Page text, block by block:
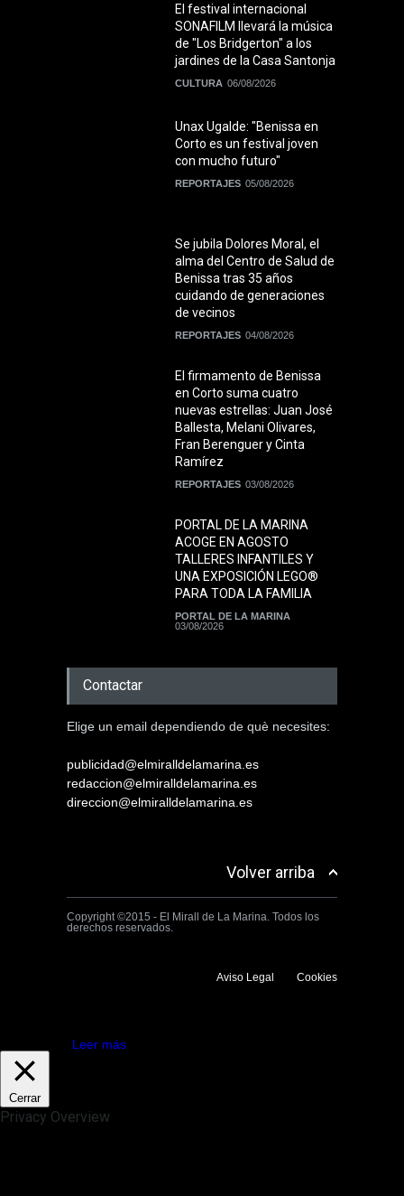
El festival internacional
SONAFILM llevará la música
de "Los Bridgerton" a los
jardines de la Casa Santonja
CULTURA 06/08/2026
Unax Ugalde: "Benissa en
Corto es un festival joven
con mucho futuro"
REPORTAJES 05/08/2026
Se jubila Dolores Moral, el
alma del Centro de Salud de
Benissa tras 35 años
cuidando de generaciones
de vecinos
REPORTAJES 04/08/2026
El firmamento de Benissa
en Corto suma cuatro
nuevas estrellas: Juan José
Ballesta, Melani Olivares,
Fran Berenguer y Cinta
Ramírez
REPORTAJES 03/08/2026
PORTAL DE LA MARINA
ACOGE EN AGOSTO
TALLERES INFANTILES Y
UNA EXPOSICIÓN LEGO®
PARA TODA LA FAMILIA
PORTAL DE LA MARINA
03/08/2026
Contactar
Elige un email dependiendo de què necesites:
publicidad@elmiralldelamarina.es
redaccion@elmiralldelamarina.es
direccion@elmiralldelamarina.es
Volver arriba
Copyright ©2015 - El Mirall de La Marina. Todos los
derechos reservados.
Aviso Legal Cookies
Leer más
Cerrar
Privacy Overview